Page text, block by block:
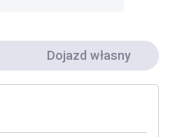
Dojazd własny